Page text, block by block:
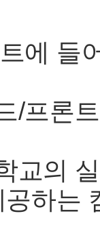
에 들
/프론
교의
하는